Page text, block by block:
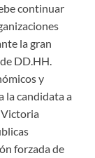
continuar
la gran
DD.HH.
y
la candidata a
Victoria
forzada de